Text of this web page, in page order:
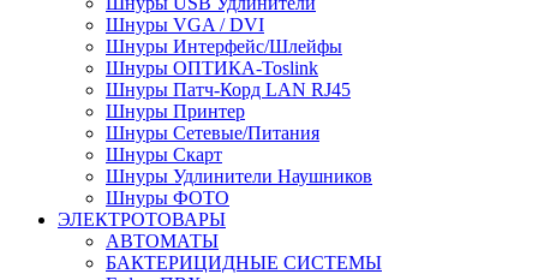
Шнуры VGA / DVI
Шнуры Интерфейс/Шлейфы
Шнуры ОПТИКА-Toslink
Шнуры Патч-Корд LAN RJ45
Шнуры Принтер
Шнуры Сетевые/Питания
Шнуры Скарт
Шнуры Удлинители Наушников
Шнуры ФОТО
ЭЛЕКТРОТОВАРЫ
АВТОМАТЫ
БАКТЕРИЦИДНЫЕ СИСТЕМЫ